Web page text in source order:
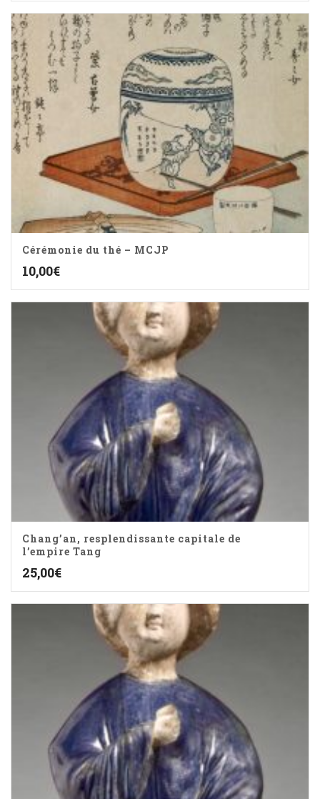
Cérémonie du thé – MCJP
10,00€
Chang’an, resplendissante capitale de
l’empire Tang
25,00€